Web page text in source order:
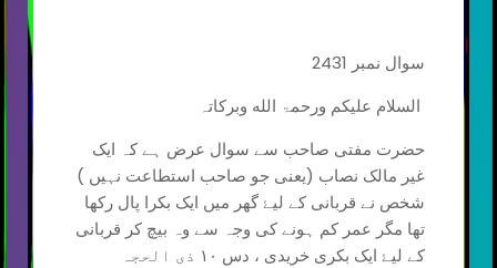
سوال نمبر 2431
السلام علیکم ورحمۃ الله وبرکاتہ
حضرت مفتی صاحب سے سوال عرض ہے کہ ایک
غیر مالک نصاب (یعنی جو صاحب استطاعت نہیں )
شخص نے قربانی کے لیۓ گھر میں ایک بکرا پال رکھا
تھا مگر عمر کم ہونے کی وجہ سے وہ بیچ کر قربانی
کے لیۓ ایک بکری خریدی ، دس ١٠ ذی الحجہ